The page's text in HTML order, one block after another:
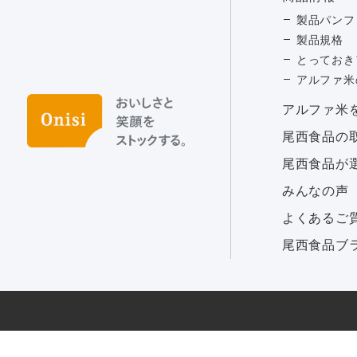
製品パン
製品規格
とってお
アルファ
アルファ⽶
尾西食品の
尾西食品が
みんなの声
よくあるご
尾西食品ブ